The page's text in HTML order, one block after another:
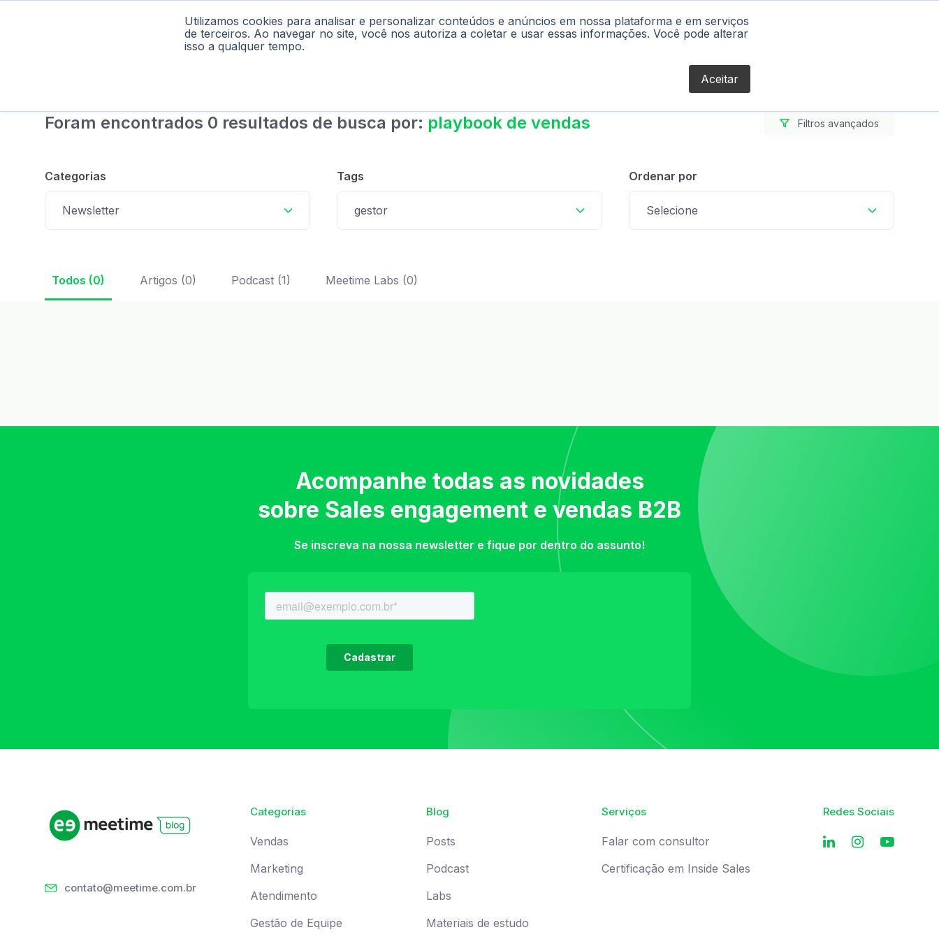
Utilizamos cookies para analisar e personalizar conteúdos e anúncios em nossa plataforma e em serviços
de terceiros. Ao navegar no site, você nos autoriza a coletar e usar essas informações. Você pode alterar
isso a qualquer tempo.
Aceitar
Home Podcast Materiais Labs Falar com Consultor Blog
Foram encontrados 0 resultados de busca por: playbook de vendas Filtros avançados
Categorias
Newsletter
Tags
gestor
Ordenar por
Selecione
Todos (0) Artigos (0) Podcast (1) Meetime Labs (0)
Acompanhe todas as novidades
sobre Sales engagement e vendas B2B
Se inscreva na nossa newsletter e fique por dentro do assunto!
contato@meetime.com.br
Categorias
Vendas
Marketing
Atendimento
Gestão de Equipe
Blog
Posts
Podcast
Labs
Materiais de estudo
Serviços
Falar com consultor
Certificação em Inside Sales
Redes Sociais